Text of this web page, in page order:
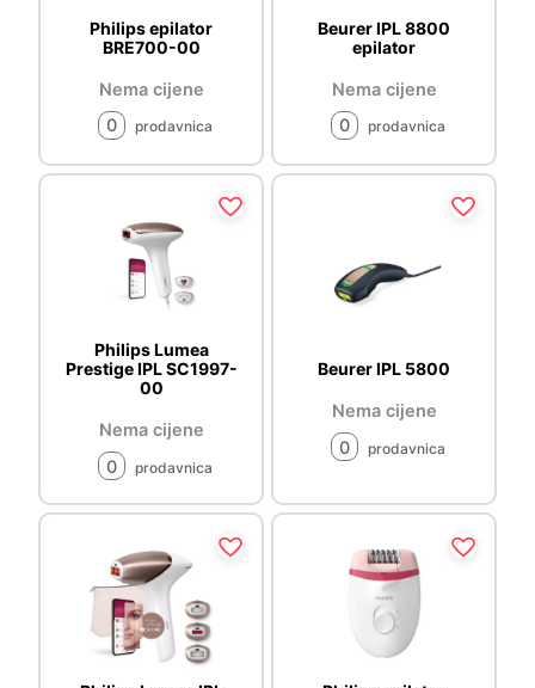
Philips epilator
BRE700-00
Nema cijene
0
prodavnica
Beurer IPL 8800
epilator
Nema cijene
0
prodavnica
Philips Lumea
Prestige IPL SC1997-
00
Nema cijene
0
prodavnica
Beurer IPL 5800
Nema cijene
0
prodavnica